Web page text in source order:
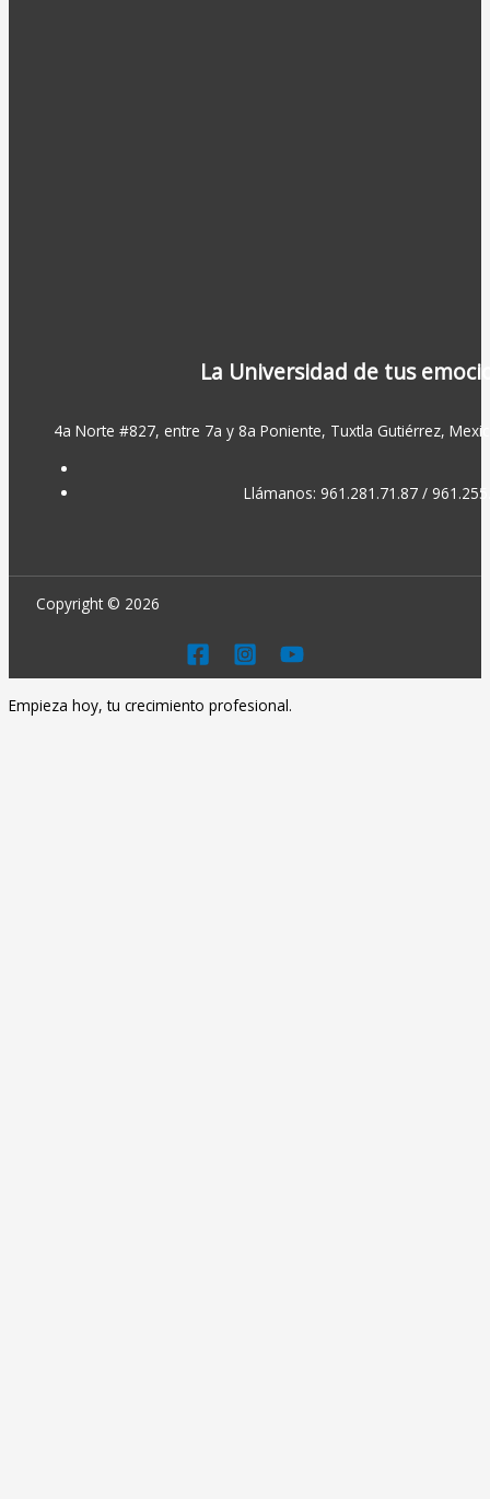
La Universidad de tus
4a Norte #827, entre 7a y 8a Poniente, Tuxtla Gutiérrez,
Llámanos: 961.281.71.87 /
Copyright © 2026
Empieza hoy, tu crecimiento profesional.